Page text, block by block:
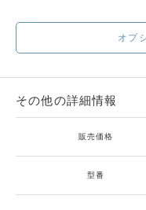
オプ
その他の詳細情報
販売価格
型番